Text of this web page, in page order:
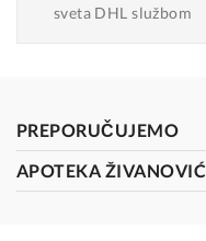
sveta DHL službom
PREPORUČUJEMO
APOTEKA ŽIVANOVIĆ